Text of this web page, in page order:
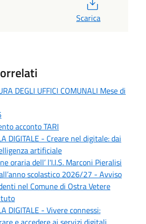
Scarica
DEGLI UFFICI COMUNALI Mese di
acconto TARI
DIGITALE - Creare nel digitale: dai
artificiale
oraria dell’ l'I.I.S. Marconi Pieralisi
scolastico 2026/27 - Avviso
nel Comune di Ostra Vetere
DIGITALE - Vivere connessi: